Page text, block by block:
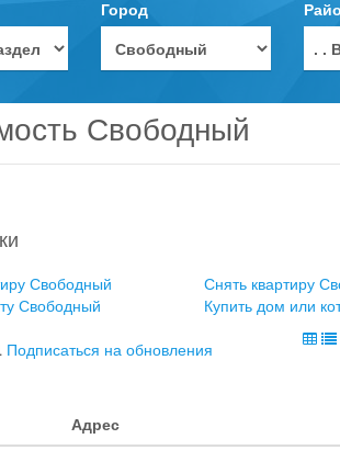
Город
. .
Свободный
Свободный
Снять квартиру
Свободный
Купить дом или
Подписаться на обновления
Адрес